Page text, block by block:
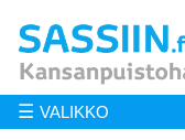
☰ VALIKKO